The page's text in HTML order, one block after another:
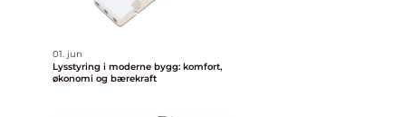
01. jun
Lysstyring i moderne bygg: komfort,
økonomi og bærekraft